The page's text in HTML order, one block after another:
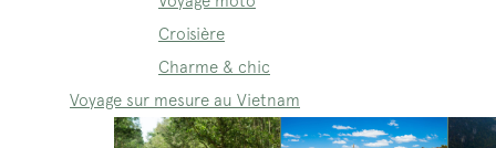
Croisière
Charme & chic
Voyage sur mesure au Vietnam